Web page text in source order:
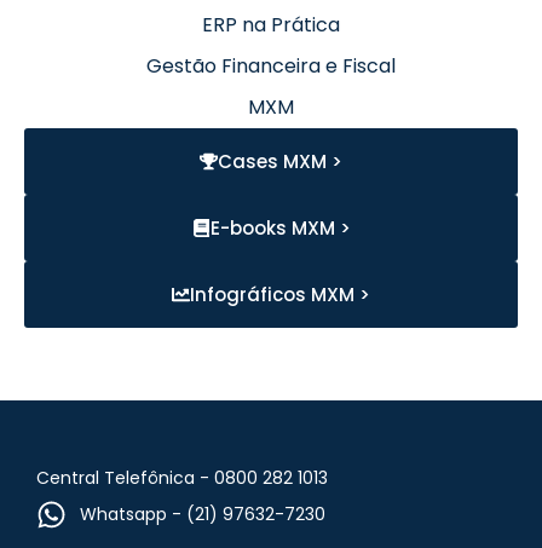
ERP na Prática
Gestão Financeira e Fiscal
MXM
Cases MXM >
E-books MXM >
Infográficos MXM >
Central Telefônica - 0800 282 1013
Whatsapp - (21) 97632-7230